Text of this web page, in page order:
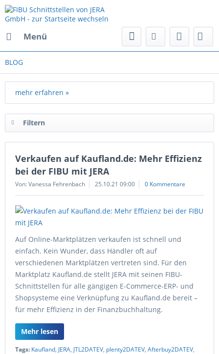
Menü
BLOG
mehr erfahren »
Filtern
Verkaufen auf Kaufland.de: Mehr Effizienz
bei der FIBU mit JERA
Von: Vanessa Fehrenbach 25.10.21 09:00 0 Kommentare
Auf Online-Marktplätzen verkaufen ist schnell und
einfach. Kein Wunder, dass Händler oft auf
verschiedenen Marktplätzen vertreten sind. Für den
Marktplatz Kaufland.de stellt JERA mit seinen FIBU-
Schnittstellen für alle gängigen E-Commerce-ERP- und
Shopsysteme eine Verknüpfung zu Kaufland.de bereit –
für mehr Effizienz in der Finanzbuchhaltung.
Mehr lesen
Tags: Kaufland, JERA, JTL2DATEV, plenty2DATEV, Afterbuy2DATEV,